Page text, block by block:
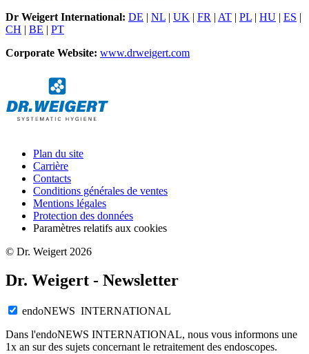
Dr Weigert International: DE | NL | UK | FR | AT | PL | HU | ES |
CH | BE | PT
Corporate Website: www.drweigert.com
Plan du site
Carrière
Contacts
Conditions générales de ventes
Mentions légales
Protection des données
Paramètres relatifs aux cookies
© Dr. Weigert 2026
Dr. Weigert - Newsletter
endoNEWS INTERNATIONAL
Dans l'endoNEWS INTERNATIONAL, nous vous informons une
1x an sur des sujets concernant le retraitement des endoscopes.